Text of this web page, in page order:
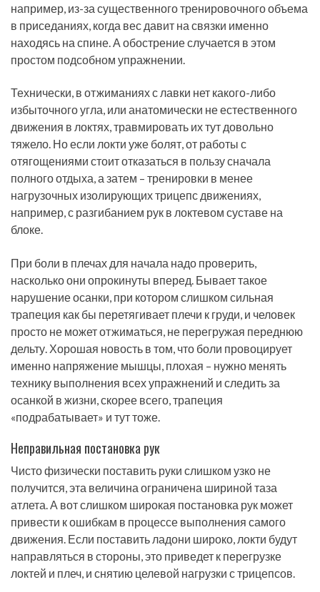
например, из-за существенного тренировочного объема
в приседаниях, когда вес давит на связки именно
находясь на спине. А обострение случается в этом
простом подсобном упражнении.
Технически, в отжиманиях с лавки нет какого-либо
избыточного угла, или анатомически не естественного
движения в локтях, травмировать их тут довольно
тяжело. Но если локти уже болят, от работы с
отягощениями стоит отказаться в пользу сначала
полного отдыха, а затем – тренировки в менее
нагрузочных изолирующих трицепс движениях,
например, с разгибанием рук в локтевом суставе на
блоке.
При боли в плечах для начала надо проверить,
насколько они опрокинуты вперед. Бывает такое
нарушение осанки, при котором слишком сильная
трапеция как бы перетягивает плечи к груди, и человек
просто не может отжиматься, не перегружая переднюю
дельту. Хорошая новость в том, что боли провоцирует
именно напряжение мышцы, плохая – нужно менять
технику выполнения всех упражнений и следить за
осанкой в жизни, скорее всего, трапеция
«подрабатывает» и тут тоже.
Неправильная постановка рук
Чисто физически поставить руки слишком узко не
получится, эта величина ограничена шириной таза
атлета. А вот слишком широкая постановка рук может
привести к ошибкам в процессе выполнения самого
движения. Если поставить ладони широко, локти будут
направляться в стороны, это приведет к перегрузке
локтей и плеч, и снятию целевой нагрузки с трицепсов.